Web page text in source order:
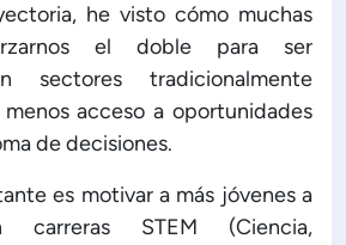
he visto cómo muchas
el doble para ser
sectores tradicionalmente
acceso a oportunidades
de decisiones.
es motivar a más jóvenes a
carreras STEM (Ciencia,